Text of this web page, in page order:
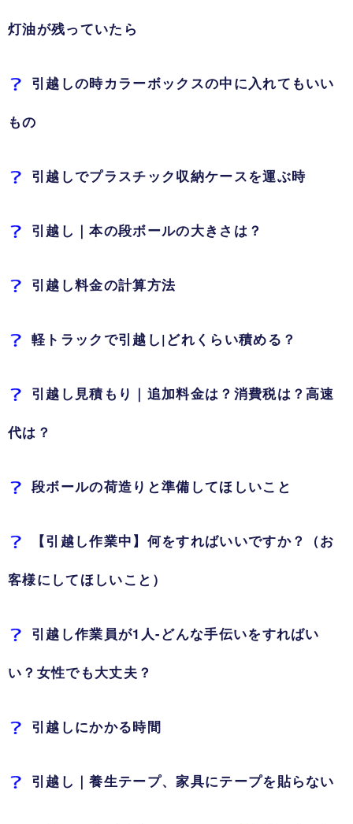
灯油が残っていたら
引越しの時カラーボックスの中に入れてもいい
もの
引越しでプラスチック収納ケースを運ぶ時
引越し｜本の段ボールの大きさは？
引越し料金の計算方法
軽トラックで引越し|どれくらい積める？
引越し見積もり｜追加料金は？消費税は？高速
代は？
段ボールの荷造りと準備してほしいこと
【引越し作業中】何をすればいいですか？（お
客様にしてほしいこと）
引越し作業員が1人-どんな手伝いをすればい
い？女性でも大丈夫？
引越しにかかる時間
引越し｜養生テープ、家具にテープを貼らない